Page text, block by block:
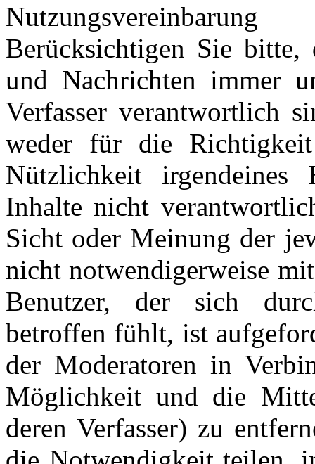
Nutzungsvereinbarung
Berücksichtigen Sie
und Nachrichten immer
Verfasser verantwortlich
weder für die
Nützlichkeit
Inhalte nicht
Sicht oder Meinung der
nicht notwendigerweise
Benutzer, der sich
betroffen fühlt, ist
der Moderatoren in
Möglichkeit und die
deren Verfasser) zu